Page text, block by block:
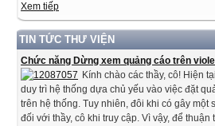
Xem tiếp
TIN TỨC THƯ VIỆN
Chức năng Dừng xem quảng cáo trên
Kính chào các thầy, cô! Hiện
duy trì hệ thống dựa chủ yếu vào việc đặt
trên hệ thống. Tuy nhiên, đôi khi có gây một
đối với thầy, cô khi truy cập. Vì vậy, để thuận